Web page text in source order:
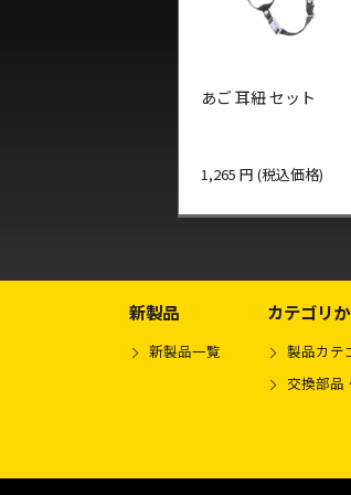
あご 耳紐 セット
1,265 円 (税込価格)
新製品
新製品一覧
カテゴリ
製品カテ
交換部品